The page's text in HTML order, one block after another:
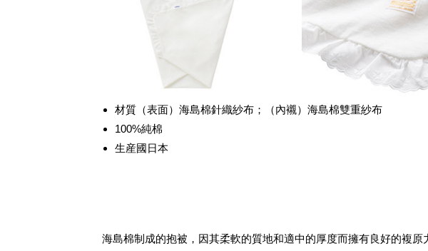
材質（表面）海島棉針織紗布；（內襯）海島棉雙重紗布
100%純棉
生産國日本
海島棉制成的抱被，因其柔軟的質地和適中的厚度而擁有良好的複